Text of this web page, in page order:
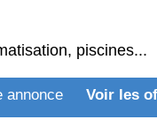
piscines...
annonce Voir les